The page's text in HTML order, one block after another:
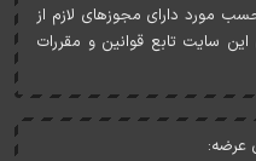
مورد دارای مجوزهای لازم از
سايت تابع قوانين و مقررات
عرضه: